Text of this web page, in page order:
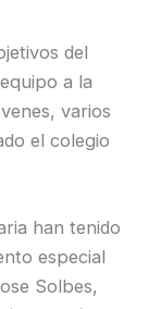
del
a la
varios
el colegio
han tenido
especial
Solbes,